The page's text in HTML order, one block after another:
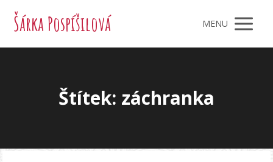
Šárka Pospíšilová MENU
Štítek: záchranka